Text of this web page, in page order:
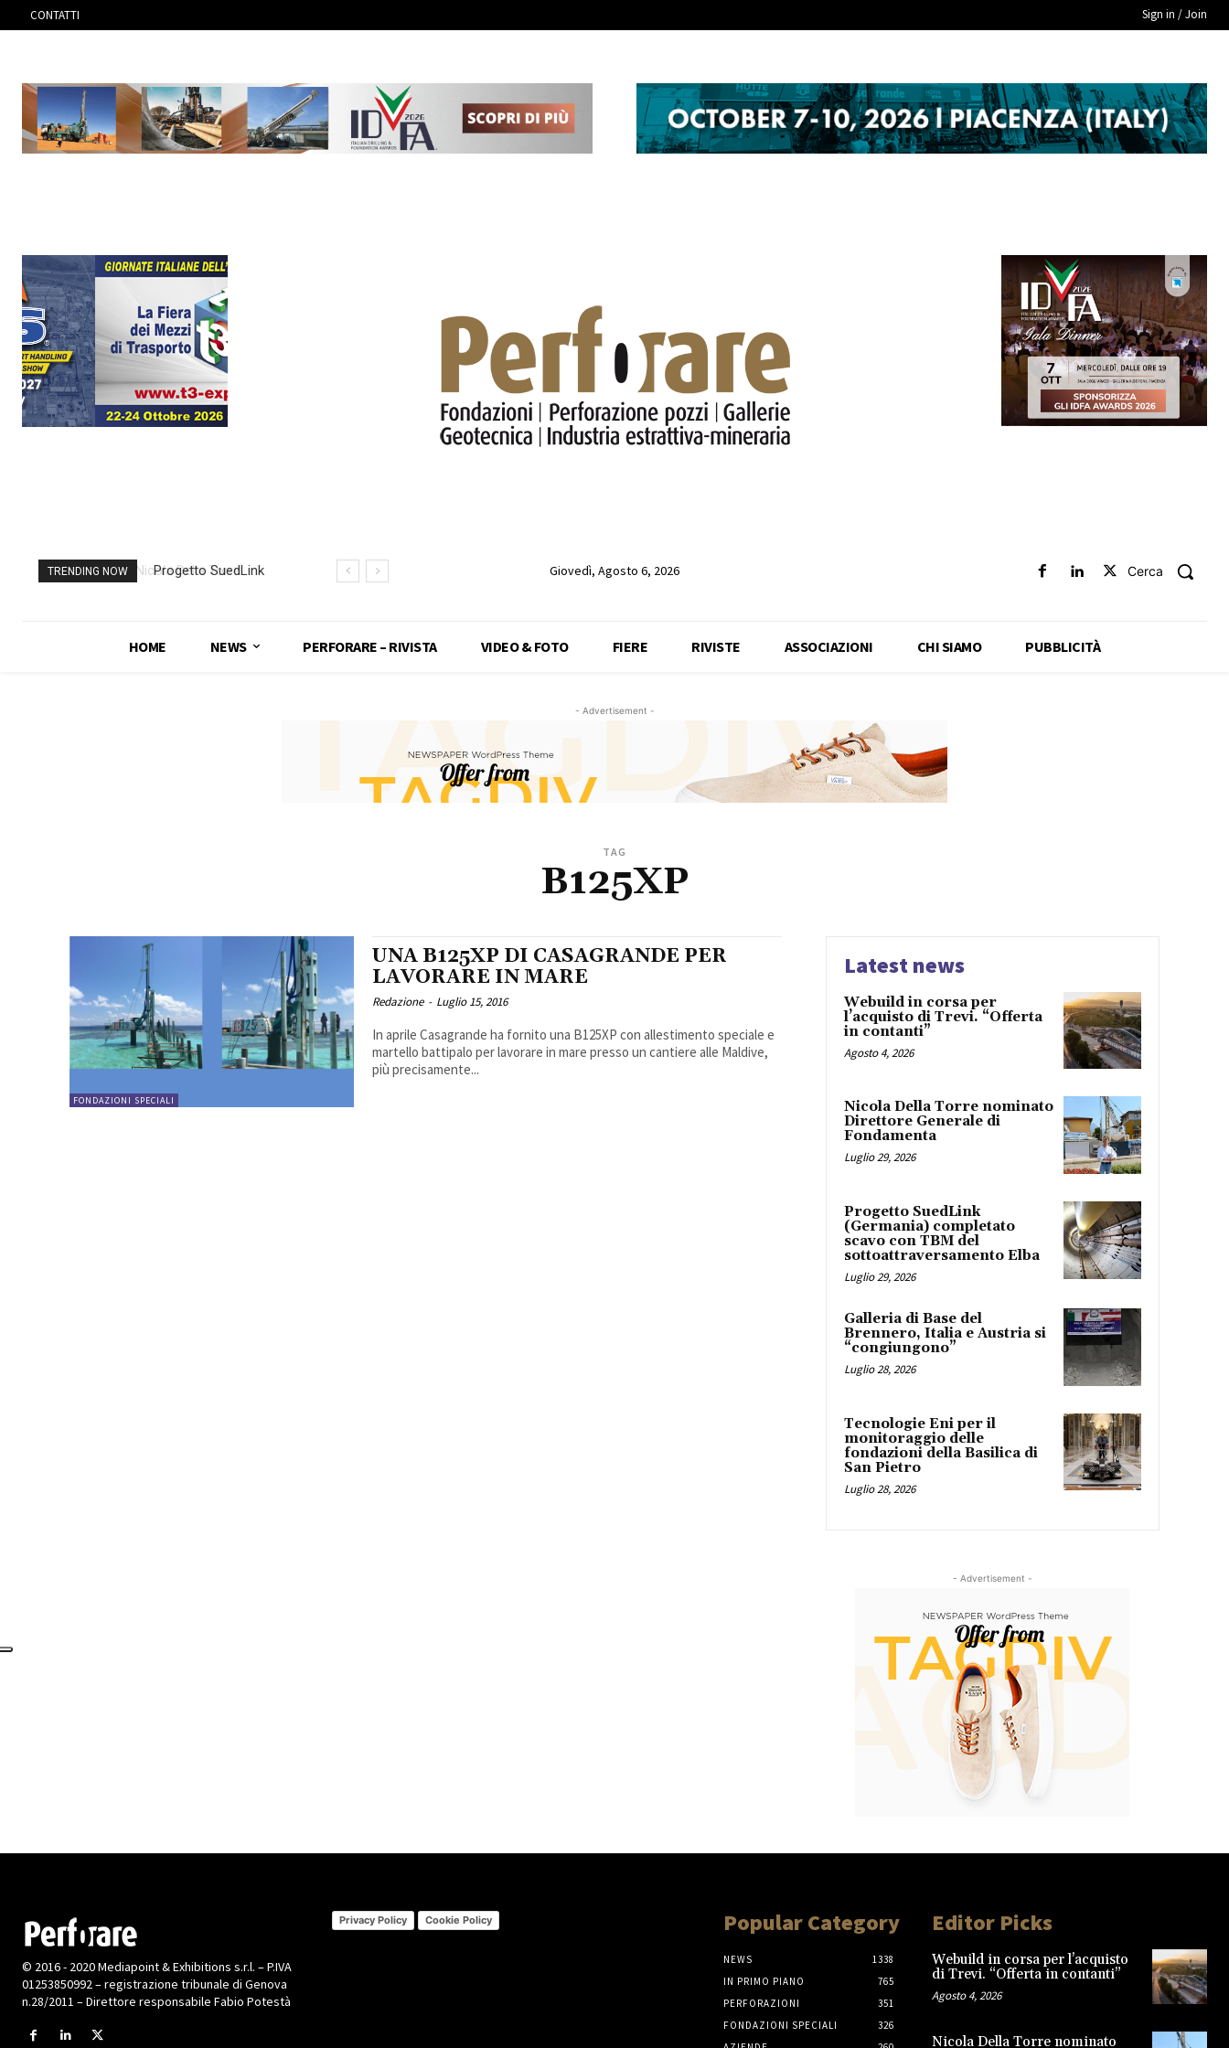
CONTATTI Sign in / Join
TRENDING NOW
Progetto SuedLink
con TBM del
Giovedì, Agosto 6, 2026 Cerca
HOME NEWS PERFORARE – RIVISTA VIDEO & FOTO FIERE RIVISTE ASSOCIAZIONI CHI SIAMO PUBBLICITÀ
- Advertisement -
TAG
B125XP
FONDAZIONI SPECIALI
UNA B125XP DI CASAGRANDE PER
LAVORARE IN MARE
Redazione - Luglio 15, 2016
In aprile Casagrande ha fornito una B125XP con allestimento speciale e
martello battipalo per lavorare in mare presso un cantiere alle Maldive,
più precisamente...
Latest news
Webuild in corsa per
l’acquisto di Trevi. “Offerta
in contanti”
Agosto 4, 2026
Nicola Della Torre nominato
Direttore Generale di
Fondamenta
Luglio 29, 2026
Progetto SuedLink
(Germania) completato
scavo con TBM del
sottoattraversamento Elba
Luglio 29, 2026
Galleria di Base del
Brennero, Italia e Austria si
“congiungono”
Luglio 28, 2026
Tecnologie Eni per il
monitoraggio delle
fondazioni della Basilica di
San Pietro
Luglio 28, 2026
- Advertisement -
© 2016 - 2020 Mediapoint & Exhibitions s.r.l. – P.IVA
01253850992 – registrazione tribunale di Genova
n.28/2011 – Direttore responsabile Fabio Potestà
Privacy Policy Cookie Policy Popular Category
NEWS
1338
IN PRIMO PIANO
765
PERFORAZIONI
351
FONDAZIONI SPECIALI
326
Editor Picks
Webuild in corsa per l’acquisto
di Trevi. “Offerta in contanti”
Agosto 4, 2026
Nicola Della Torre nominato